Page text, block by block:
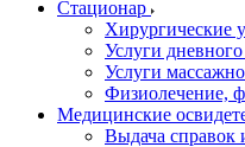
Стационар
Хирургические
Услуги
Услуги
Физиолечение,
Медицинские
Выдача справок